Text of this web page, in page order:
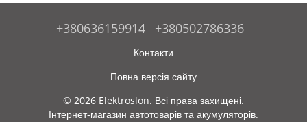
+380636159914 +380502786336
Контакти
Повна версія сайту
© 2026 Elektroslon. Всі права захищені.
Інтернет-магазин автотоварів та акумуляторів.